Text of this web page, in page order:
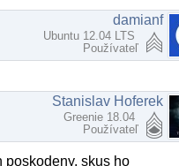
damianf
Ubuntu 12.04 LTS
Používateľ
Stanislav Hoferek
Greenie 18.04
Používateľ
poskodeny. skus ho